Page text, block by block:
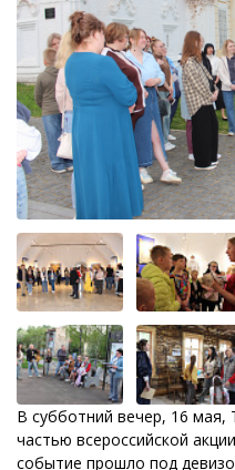
В субботний вечер, 16 мая,
частью всероссийской
событие прошло под